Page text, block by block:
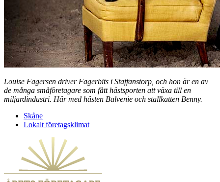
Louise Fagersen driver Fagerbits i Staffanstorp, och hon är en av
de många småföretagare som fått hästsporten att växa till en
miljardindustri. Här med hästen Balvenie och stallkatten Benny.
Skåne
Lokalt företagsklimat